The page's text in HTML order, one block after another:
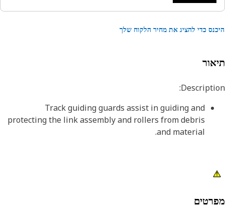
כדי להציג את מחיר הלקוח שלך
Track guiding guards assist in guiding and
protecting the link assembly and rollers from debris
and material.